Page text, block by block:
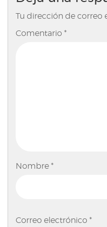
Tu dirección de correo
Comentario *
Nombre *
Correo electrónico *